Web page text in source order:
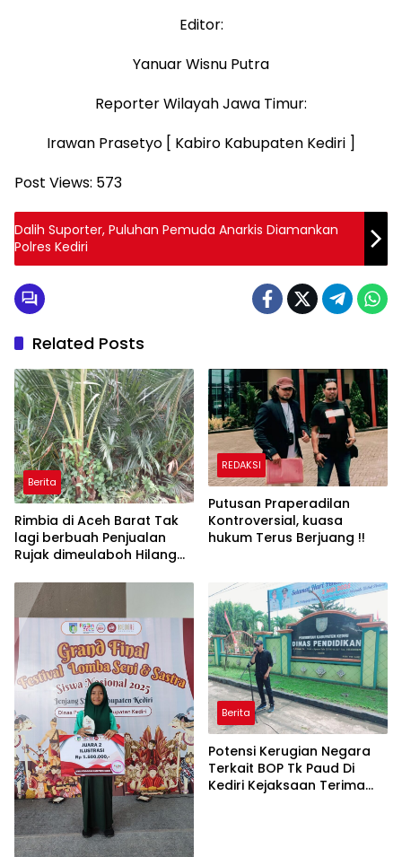
Editor:
Yanuar Wisnu Putra
Reporter Wilayah Jawa Timur:
Irawan Prasetyo [ Kabiro Kabupaten Kediri ]
Post Views: 573
Dalih Suporter, Puluhan Pemuda Anarkis Diamankan
Polres Kediri
Related Posts
Berita
Rimbia di Aceh Barat Tak
lagi berbuah Penjualan
Rujak dimeulaboh Hilang
REDAKSI
Putusan Praperadilan
Kontroversial, kuasa
hukum Terus Berjuang !!
Berita
Potensi Kerugian Negara
Terkait BOP Tk Paud Di
Kediri Kejaksaan Terima